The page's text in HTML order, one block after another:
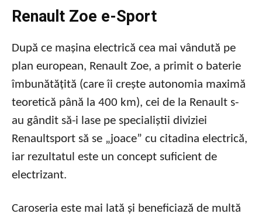
Renault Zoe e-Sport
După ce mașina electrică cea mai vândută pe
plan european, Renault Zoe, a primit o baterie
îmbunătățită (care îi crește autonomia maximă
teoretică până la 400 km), cei de la Renault s-
au gândit să-i lase pe specialiștii diviziei
Renaultsport să se „joace” cu citadina electrică,
iar rezultatul este un concept suficient de
electrizant.
Caroseria este mai lată și beneficiază de multă